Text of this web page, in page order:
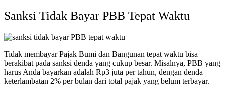
Sanksi Tidak Bayar PBB Tepat Waktu
Tidak membayar Pajak Bumi dan Bangunan tepat waktu bisa
berakibat pada sanksi denda yang cukup besar. Misalnya, PBB yang
harus Anda bayarkan adalah Rp3 juta per tahun, dengan denda
keterlambatan 2% per bulan dari total pajak yang belum terbayar.